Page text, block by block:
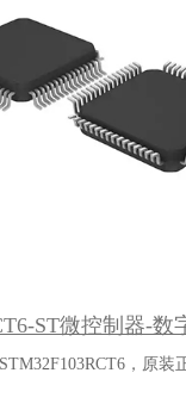
ST微控制器-数
，原